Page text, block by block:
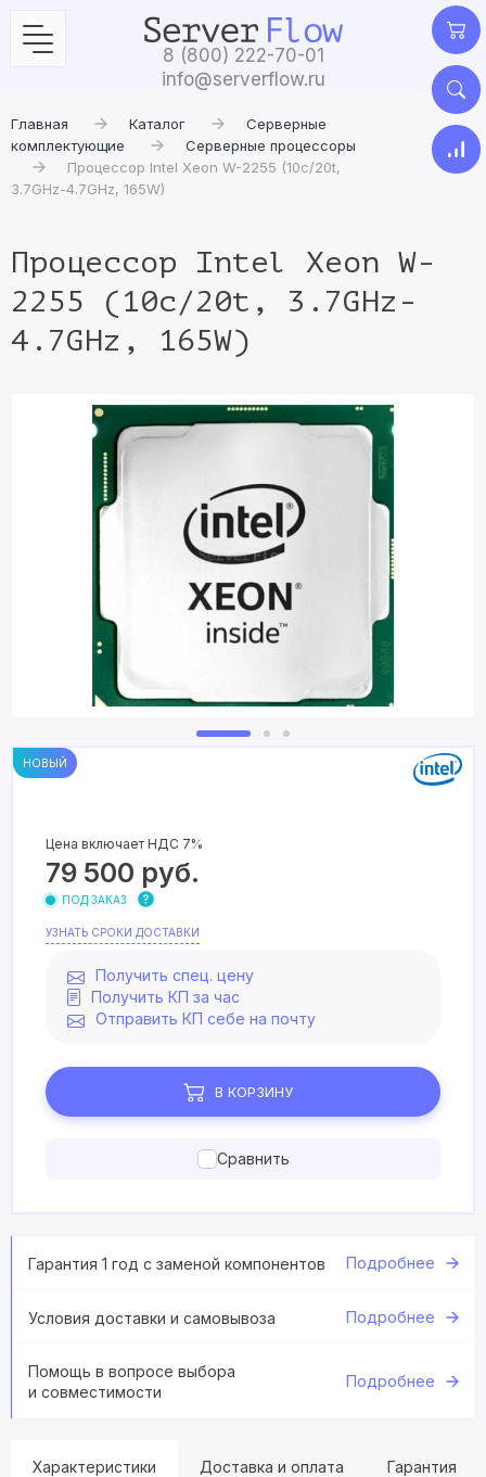
8 (800) 222-70-01
info@serverflow.ru
Главная Каталог
Серверные
комплектующие
Серверные процессоры
Процессор Intel Xeon W-2255 (10c/20t,
3.7GHz-4.7GHz, 165W)
Процессор Intel Xeon W-
2255 (10c/20t, 3.7GHz-
4.7GHz, 165W)
НОВЫЙ
Цена включает НДС 7%
79 500 руб.
ПОД ЗАКАЗ
УЗНАТЬ СРОКИ ДОСТАВКИ
Получить спец. цену
Получить КП за час
Отправить КП себе на почту
В КОРЗИНУ
Сравнить
Гарантия 1 год с заменой компонентов Подробнее
Условия доставки и самовывоза Подробнее
Помощь в вопросе выбора
и совместимости
Подробнее
Характеристики Доставка и оплата Гарантия